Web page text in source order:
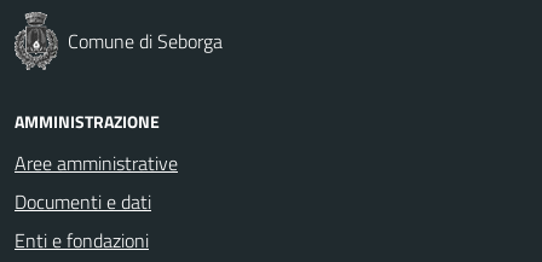
Comune di Seborga
AMMINISTRAZIONE
Aree amministrative
Documenti e dati
Enti e fondazioni